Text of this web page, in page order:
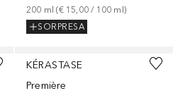
200 ml (€ 15,00 / 100 ml)
SORPRESA
KÉRASTASE
Première